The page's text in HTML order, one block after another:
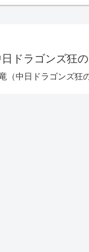
ドラゴンズ狂の
（中日ドラゴンズ狂